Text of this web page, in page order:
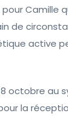
Camille
de
active
octobre au
la